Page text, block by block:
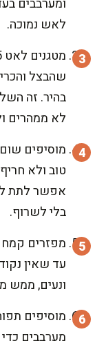
לאש נמוכה.
שהבצל
בהיר. זה
לא ממהרים
מוסיפים
טוב ולא
בלי לשרוף.
עד שאין
ונעים, ממש
מוסיפים
מערבבים